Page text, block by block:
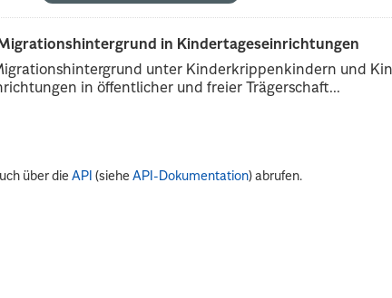
in Kindertageseinrichtungen
unter Kinderkrippenkindern und
in öffentlicher und freier Trägerschaft...
über dieAPI (sieheAPI-Dokumentation) abrufen.